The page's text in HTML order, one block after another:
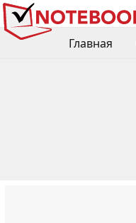
Главная